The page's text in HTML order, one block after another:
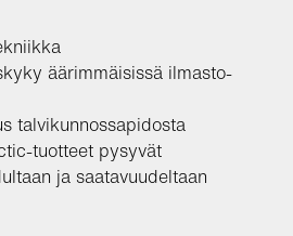
äärimmäisissä ilmasto-
talvikunnossapidosta
tuotteet pysyvät
ja saatavuudeltaan